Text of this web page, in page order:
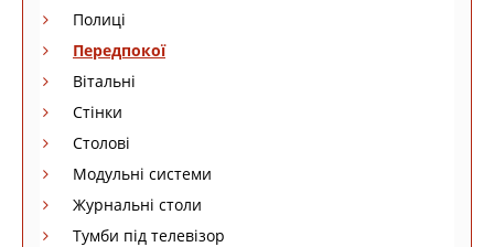
Полиці
Передпокої
Вітальні
Стінки
Столові
Модульні системи
Журнальні столи
Тумби під телевізор